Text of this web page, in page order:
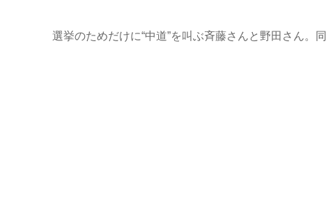
選挙のためだけに“中道”を叫ぶ斉藤さんと野田さん。